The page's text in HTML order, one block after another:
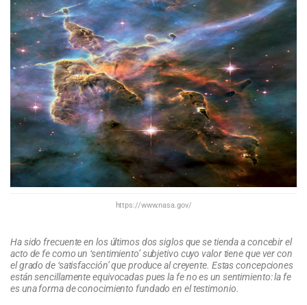
https://www.nasa.gov/
Ha sido frecuente en los últimos dos siglos que se tienda a concebir el
acto de fe como un ‘sentimiento’ subjetivo cuyo valor tiene que ver con
el grado de ‘satisfacción’ que produce al creyente. Estas concepciones
están sencillamente equivocadas pues la fe no es un sentimiento: la fe
es una forma de conocimiento fundado en el testimonio.